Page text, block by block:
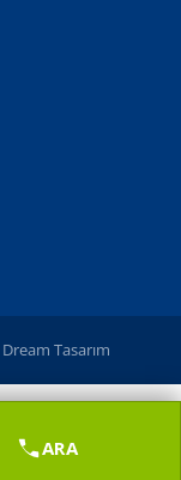
Dream Tasarım
ARA